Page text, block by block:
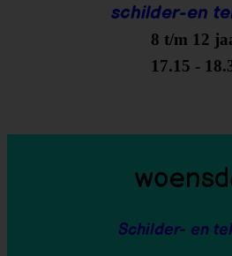
schilder-en
8 t/m 12
17.15 -
Schilder- en